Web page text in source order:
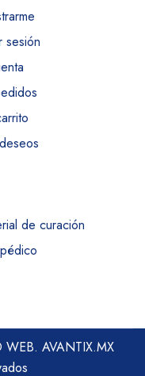
sesión
de curación
WEB. AVANTIX.MX